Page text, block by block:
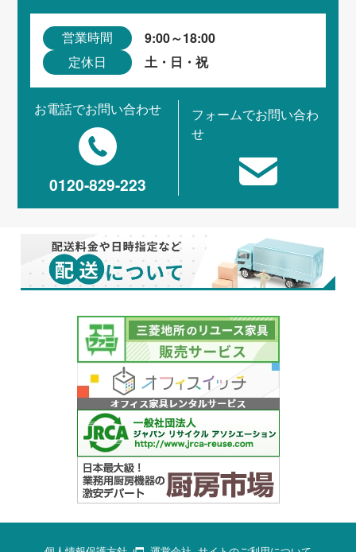
営業時間 9:00～18:00
定休日 土・日・祝
お電話でお問い合わせ
0120-829-223
フォームでお問い合わ
せ